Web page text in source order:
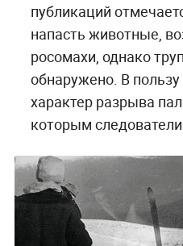
публикаций
напасть животные,
росомахи, однако
обнаружено. В пользу
характер разрыва
которым